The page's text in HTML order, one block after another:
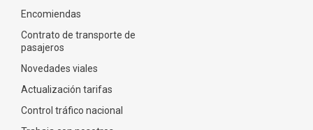
Encomiendas
Contrato de transporte de
pasajeros
Novedades viales
Actualización tarifas
Control tráfico nacional